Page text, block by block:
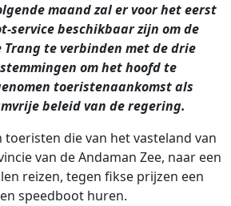
maand zal er voor het eerst
service beschikbaar zijn om de
te verbinden met de drie
om het hoofd te
toeristenaankomst als
beleid van de regering.
die van het vasteland van
van de Andaman Zee, naar een
reizen, tegen fikse prijzen een
speedboot huren.